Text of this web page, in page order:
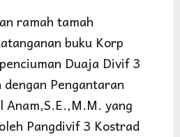
ramah tamah
buku Korp
Duaja Divif 3
Pengantaran
yang
Pangdivif 3 Kostrad